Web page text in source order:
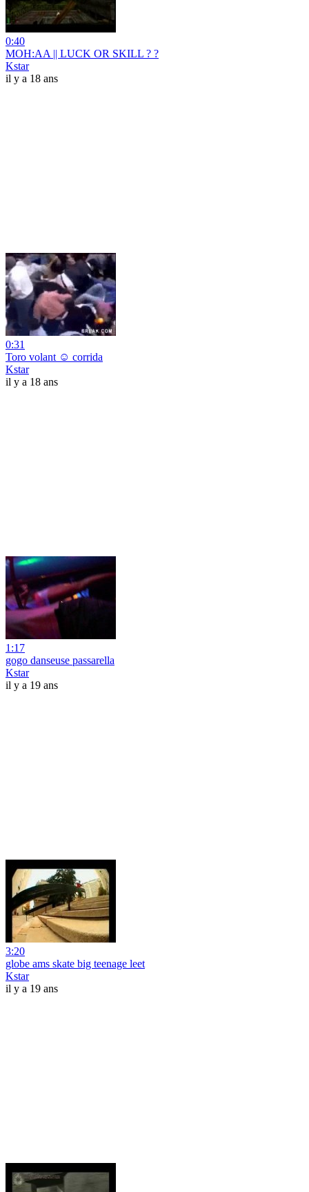
0:40
MOH:AA || LUCK OR SKILL ? ?
Kstar
il y a 18 ans
0:31
Toro volant ☺ corrida
Kstar
il y a 18 ans
1:17
gogo danseuse passarella
Kstar
il y a 19 ans
3:20
globe ams skate big teenage leet
Kstar
il y a 19 ans